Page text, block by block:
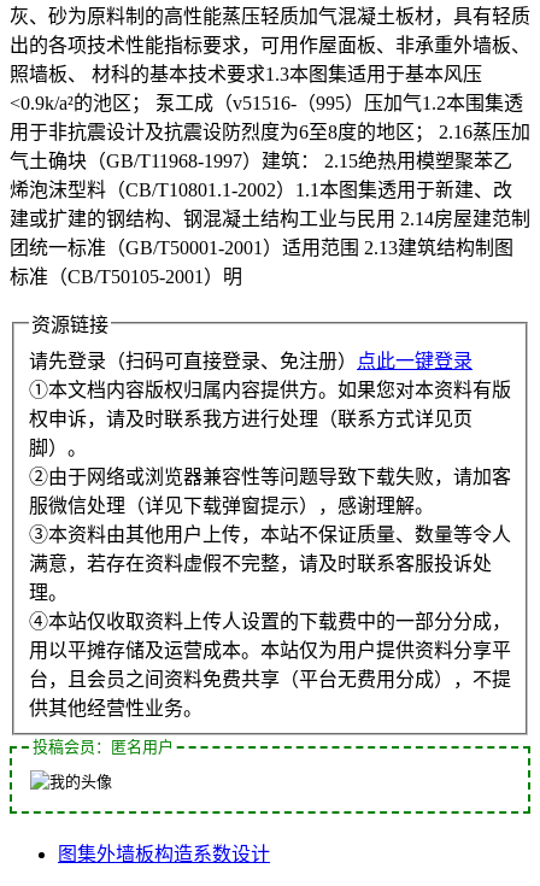
灰、砂为原料制的高性能蒸压轻质加气混凝土板材，具有轻质
出的各项技术性能指标要求，可用作屋面板、非承重外墙板、
照墙板、 材科的基本技术要求1.3本图集适用于基本风压
<0.9k/a²的池区； 泵工成（v51516-（995）压加气1.2本围集透
用于非抗震设计及抗震设防烈度为6至8度的地区； 2.16蒸压加
气土确块（GB/T11968-1997）建筑： 2.15绝热用模塑聚苯乙
烯泡沫型料（CB/T10801.1-2002）1.1本图集透用于新建、改
建或扩建的钢结构、钢混凝土结构工业与民用 2.14房屋建范制
团统一标准（GB/T50001-2001）适用范围 2.13建筑结构制图
标准（CB/T50105-2001）明
资源链接
请先登录（扫码可直接登录、免注册）
点此一键登录
①本文档内容版权归属内容提供方。如果您对本资料有版
权申诉，请及时联系我方进行处理（联系方式详见页
脚）。
②由于网络或浏览器兼容性等问题导致下载失败，请加客
服微信处理（详见下载弹窗提示），感谢理解。
③本资料由其他用户上传，本站不保证质量、数量等令人
满意，若存在资料虚假不完整，请及时联系客服投诉处
理。
④本站仅收取资料上传人设置的下载费中的一部分分成，
用以平摊存储及运营成本。本站仅为用户提供资料分享平
台，且会员之间资料免费共享（平台无费用分成），不提
供其他经营性业务。
投稿会员：匿名用户
图集外墙板构造系数设计